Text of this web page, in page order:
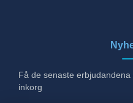
Få de senaste
inkorg